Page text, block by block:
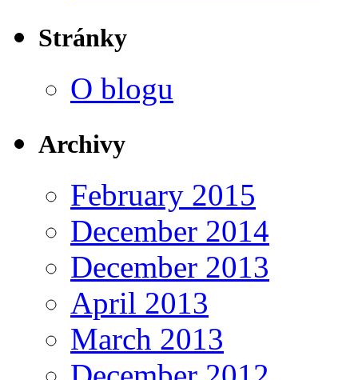
Stránky
O blogu
Archivy
February 2015
December 2014
December 2013
April 2013
March 2013